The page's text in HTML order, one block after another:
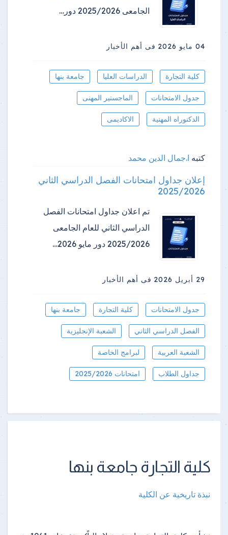
الجامعى 2025/2026 دور…
04 مايو 2026 فى أهم الأخبار
كلية التجارة الدراسات العليا جامعة بنها
جدول الامتحانات الماجستير المهنى
الدكنوراه المهنية الاكاديمى
كتبه ا.جمال الدين محمد
إعلان جداول امتحانات الفصل الدراسي الثاني
2025/2026
تم اعلان جداول امتحانات الفصل
الدراسي الثاني للعام الجامعى
2025/2026 دور مايو 2026…
29 أبريل 2026 فى أهم الأخبار
جدول الامتحانات كلية التجارة جامعة بنها
الفصل الدراسي الثاني الشعبة الإنجليزية
الشعبة العربية لبرامج الخاصة
جداول الطلاب امتحانات 2025/2026
كلية التجارة جامعة بنها
نبذة تاريخية عن الكلية